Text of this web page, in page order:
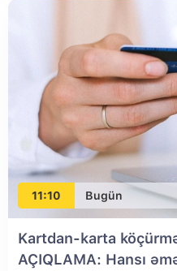
11:10 Bugün
Kartdan-karta
AÇIQLAMA: Hansı